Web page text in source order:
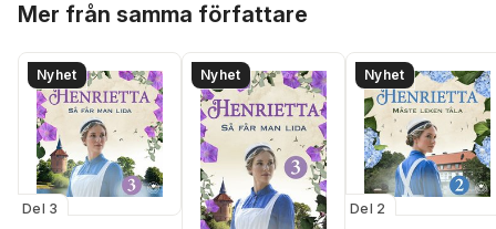
Mer från samma författare
Nyhet
Del 3
Nyhet Nyhet
Del 2